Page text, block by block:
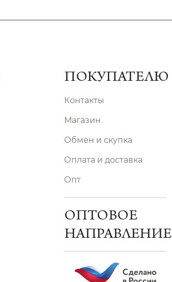
ПОКУПАТЕЛЮ
Контакты
Магазин
Обмен и скупка
Оплата и доставка
Опт
ОПТОВОЕ
НАПРАВЛЕНИЕ